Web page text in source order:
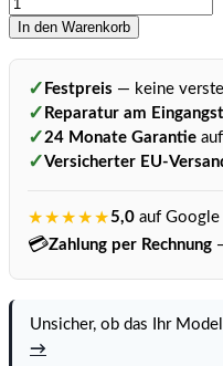
In den Warenkorb
✓ Festpreis — keine
✓ Reparatur am
✓24 Monate Garantie
✓Versicherter EU-
★★★★★5,0 auf Google
💳Zahlung per Rechnung
Unsicher, ob das Ihr
→